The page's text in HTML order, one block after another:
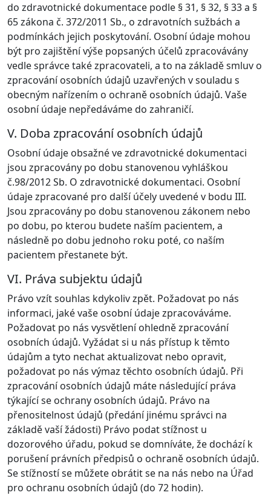
do zdravotnické dokumentace podle § 31, § 32, § 33 a §
65 zákona č. 372/2011 Sb., o zdravotních sužbách a
podmínkách jejich poskytování. Osobní údaje mohou
být pro zajištění výše popsaných účelů zpracovávány
vedle správce také zpracovateli, a to na základě smluv o
zpracování osobních údajů uzavřených v souladu s
obecným nařízením o ochraně osobních údajů. Vaše
osobní údaje nepředáváme do zahraničí.
V. Doba zpracování osobních údajů
Osobní údaje obsažné ve zdravotnické dokumentaci
jsou zpracovány po dobu stanovenou vyhláškou
č.98/2012 Sb. O zdravotnické dokumentaci. Osobní
údaje zpracované pro další účely uvedené v bodu III.
Jsou zpracovány po dobu stanovenou zákonem nebo
po dobu, po kterou budete naším pacientem, a
následně po dobu jednoho roku poté, co naším
pacientem přestanete být.
VI. Práva subjektu údajů
Právo vzít souhlas kdykoliv zpět. Požadovat po nás
informaci, jaké vaše osobní údaje zpracováváme.
Požadovat po nás vysvětlení ohledně zpracování
osobních údajů. Vyžádat si u nás přístup k těmto
údajům a tyto nechat aktualizovat nebo opravit,
požadovat po nás výmaz těchto osobních údajů. Při
zpracování osobních údajů máte následující práva
týkající se ochrany osobních údajů. Právo na
přenositelnost údajů (předání jinému správci na
základě vaší žádosti) Právo podat stížnost u
dozorového úřadu, pokud se domníváte, že dochází k
porušení právních předpisů o ochraně osobních údajů.
Se stížností se můžete obrátit se na nás nebo na Úřad
pro ochranu osobních údajů (do 72 hodin).